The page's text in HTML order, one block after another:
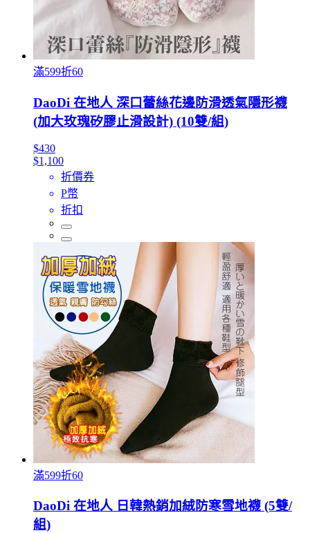
滿599折60
DaoDi 在地人 深口蕾絲花邊防滑透氣隱形襪
(加大玫瑰矽膠止滑設計) (10雙/組)
$430
$1,100
折價券
P幣
折扣
滿599折60
DaoDi 在地人 日韓熱銷加絨防寒雪地襪 (5雙/
組)